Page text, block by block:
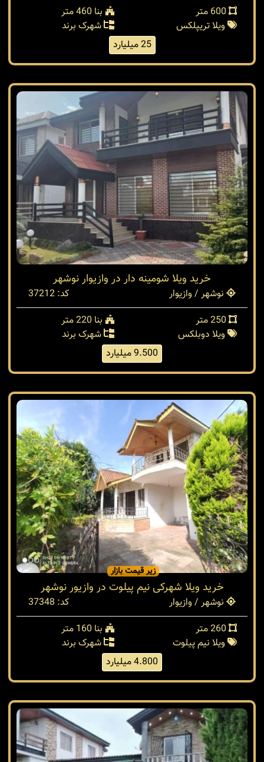
بنا 460 متر
ویلا تریپلکس
شهرک برند
25 میلیارد
خرید ویلا شومینه دار در وازیوار نوشهر
نوشهر / وازیوار
کد: 37212
بنا 220 متر
ویلا دوبلکس
شهرک برند
9.500 میلیارد
زیر قیمت بازار
خرید ویلا شهرکی نیم پیلوت در وازیور نوشهر
نوشهر / وازیوار
کد: 37348
بنا 160 متر
ویلا نیم پیلوت
شهرک برند
4.800 میلیارد